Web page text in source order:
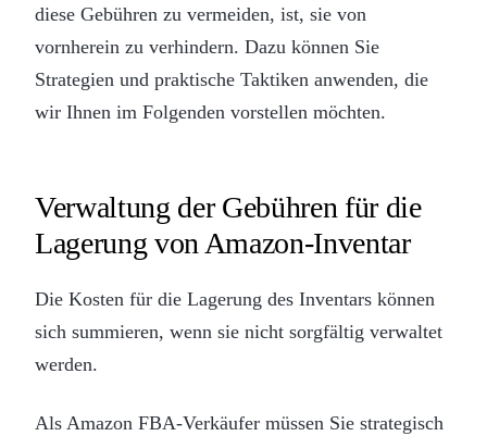
diese Gebühren zu vermeiden, ist, sie von
vornherein zu verhindern. Dazu können Sie
Strategien und praktische Taktiken anwenden, die
wir Ihnen im Folgenden vorstellen möchten.
Verwaltung der Gebühren für die
Lagerung von Amazon-Inventar
Die Kosten für die Lagerung des Inventars können
sich summieren, wenn sie nicht sorgfältig verwaltet
werden.
Als Amazon FBA-Verkäufer müssen Sie strategisch